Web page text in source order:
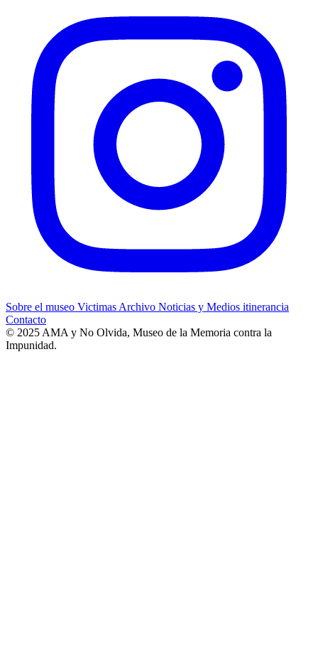
Sobre el museo Victimas Archivo Noticias y Medios itinerancia
Contacto
© 2025 AMA y No Olvida, Museo de la Memoria contra la
Impunidad.